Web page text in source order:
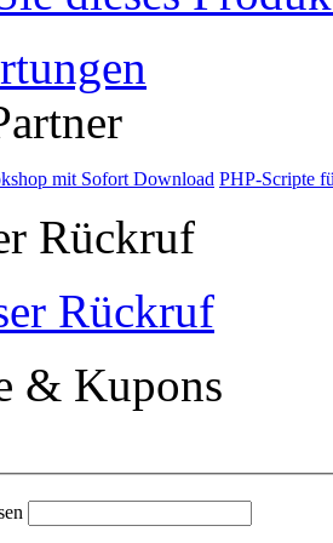
mit Sofort Download PHP-Scripte
Rückruf
& Kupons